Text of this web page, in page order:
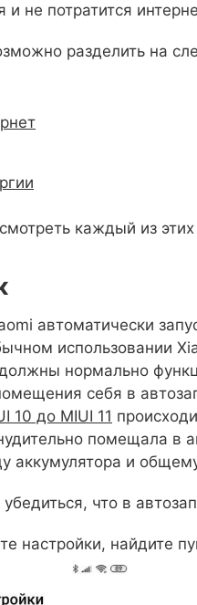
и не потратится
разделить на
каждый из
автоматически
использовании
нормально
себя в
10 до MIUI 11
помещала в
аккумулятора и
что в
настройки, найдите